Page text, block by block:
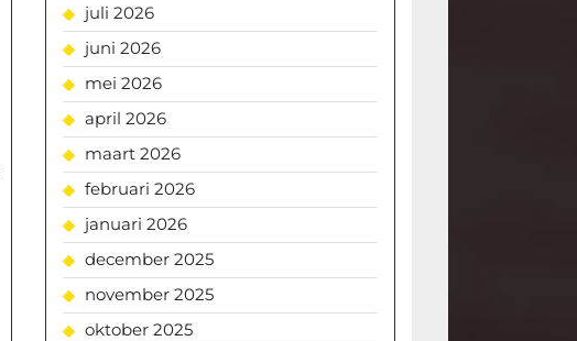
juli 2026
juni 2026
mei 2026
april 2026
maart 2026
februari 2026
januari 2026
december 2025
november 2025
oktober 2025